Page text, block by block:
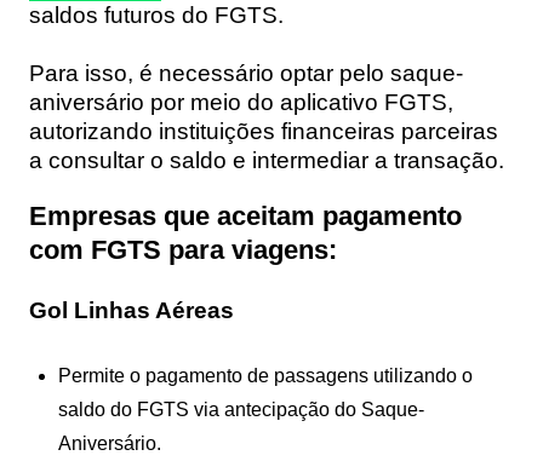
saldos futuros do FGTS.
Para isso, é necessário optar pelo saque-
aniversário por meio do aplicativo FGTS,
autorizando instituições financeiras parceiras
a consultar o saldo e intermediar a transação.
Empresas que aceitam pagamento
com FGTS para viagens:
Gol Linhas Aéreas
Permite o pagamento de passagens utilizando o
saldo do FGTS via antecipação do Saque-
Aniversário.